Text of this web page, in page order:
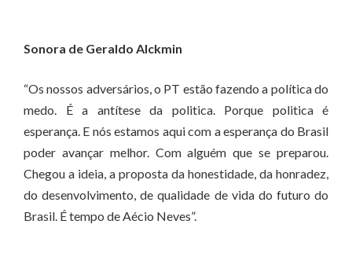
Sonora de Geraldo Alckmin
“Os nossos adversários, o PT estão fazendo a política do
medo. É a antítese da politica. Porque politica é
esperança. E nós estamos aqui com a esperança do Brasil
poder avançar melhor. Com alguém que se preparou.
Chegou a ideia, a proposta da honestidade, da honradez,
do desenvolvimento, de qualidade de vida do futuro do
Brasil. É tempo de Aécio Neves”.